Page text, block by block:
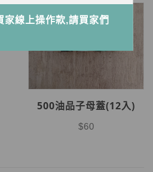
500油品子母蓋(12入)
$60
家線上操作款,請買家們